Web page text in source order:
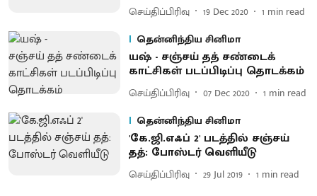
செய்திப்பிரிவு 19 Dec 2020 1 min read
தென்னிந்திய சினிமா
யஷ் - சஞ்சய் தத் சண்டைக்
காட்சிகள் படப்பிடிப்பு தொடக்கம்
செய்திப்பிரிவு 07 Dec 2020 1 min read
தென்னிந்திய சினிமா
'கே.ஜி.எஃப் 2' படத்தில் சஞ்சய்
தத்: போஸ்டர் வெளியீடு
செய்திப்பிரிவு 29 Jul 2019 1 min read